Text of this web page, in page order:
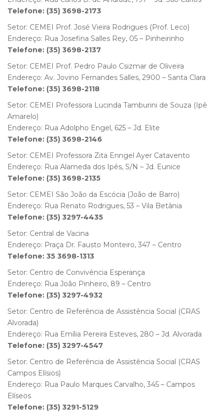
Telefone: (35) 3698-2173
Setor: CEMEI Prof. José Vieira Rodrigues (Prof. Leco)
Endereço: Rua Josefina Salles Rey, 05 – Pinheirinho
Telefone: (35) 3698-2137
Setor: CEMEI Prof. Pedro Paulo Csizmar de Oliveira
Endereço: Av. Jovino Fernandes Salles, 2900 – Santa Clara
Telefone: (35) 3698-2118
Setor: CEMEI Professora Lucinda Tamburini de Souza (Ipê
Amarelo)
Endereço: Rua Adolpho Engel, 625 – Jd. Elite
Telefone: (35) 3698-2146
Setor: CEMEI Professora Zita Enngel Ayer Catavento
Endereço: Rua Alameda dos Ipês, S/N – Jd. Eunice
Telefone: (35) 3698-2135
Setor: CEMEI São João da Escócia (João de Barro)
Endereço: Rua Renato Rodrigues, 53 – Vila Betânia
Telefone: (35) 3297-4435
Setor: Central de Vacina
Endereço: Praça Dr. Fausto Monteiro, 347 – Centro
Telefone: 35 3698-1313
Setor: Centro de Convivência Esperança
Endereço: Rua João Pinheiro, 89 – Centro
Telefone: (35) 3297-4932
Setor: Centro de Referência de Assistência Social (CRAS
Alvorada)
Endereço: Rua Emília Pereira Esteves, 280 – Jd. Alvorada
Telefone: (35) 3297-4547
Setor: Centro de Referência de Assistência Social (CRAS
Campos Elísios)
Endereço: Rua Paulo Marques Carvalho, 345 – Campos
Elíseos
Telefone: (35) 3291-5129